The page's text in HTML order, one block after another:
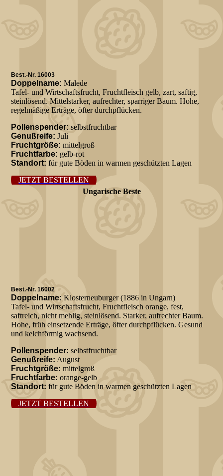
Best.-Nr. 16003
Doppelname:Malede
Tafel- und Wirtschaftsfrucht, Fruchtfleisch gelb, zart, saftig,
steinlösend. Mittelstarker, aufrechter, sparriger Baum. Hohe,
regelmäßige Erträge, öfter durchpflücken.
Pollenspender: selbstfruchtbar
Genußreife:Juli
Fruchtgröße: mittelgroß
Fruchtfarbe: gelb-rot
Standort: für gute Böden in warmen geschützten Lagen
JETZT BESTELLEN
Ungarische Beste
Best.-Nr. 16002
Doppelname: Klosterneuburger (1886 in Ungarn)
Tafel- und Wirtschaftsfrucht, Fruchtfleisch orange, fest,
saftreich, nicht mehlig, steinlösend. Starker, aufrechter Baum.
Hohe, früh einsetzende Erträge, öfter durchpflücken. Gesund
und kelchförmig wachsend.
Pollenspender:selbstfruchtbar
Genußreife: August
Fruchtgröße:mittelgroß
Fruchtfarbe: orange-gelb
Standort: für gute Böden in warmen geschützten Lagen
JETZT BESTELLEN